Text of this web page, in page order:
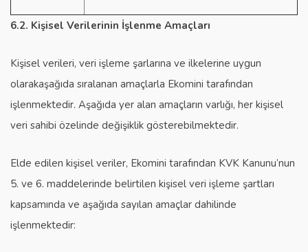
6.2. Kişisel Verilerinin İşlenme Amaçları
Kişisel verileri, veri işleme şarlarına ve ilkelerine uygun
olarakaşağıda sıralanan amaçlarla Ekomini tarafından
işlenmektedir. Aşağıda yer alan amaçların varlığı, her kişisel
veri sahibi özelinde değişiklik gösterebilmektedir.
Elde edilen kişisel veriler, Ekomini tarafından KVK Kanunu’nun
5. ve 6. maddelerinde belirtilen kişisel veri işleme şartları
kapsamında ve aşağıda sayılan amaçlar dahilinde
işlenmektedir: